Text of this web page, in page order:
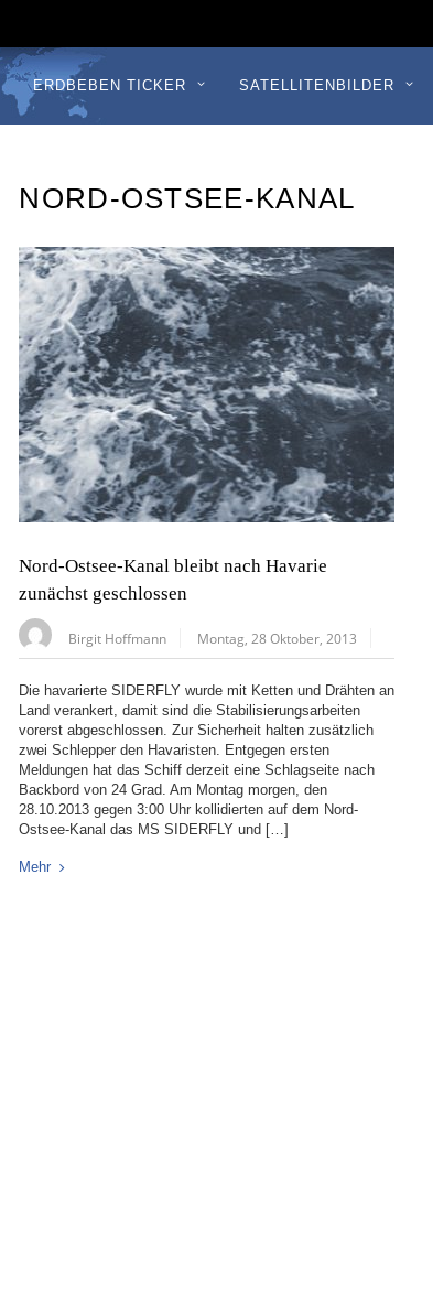
ERDBEBEN TICKER SATELLITENBILDER
NORD-OSTSEE-KANAL
Nord-Ostsee-Kanal bleibt nach Havarie
zunächst geschlossen
Birgit Hoffmann Montag, 28 Oktober, 2013
Die havarierte SIDERFLY wurde mit Ketten und Drähten an
Land verankert, damit sind die Stabilisierungsarbeiten
vorerst abgeschlossen. Zur Sicherheit halten zusätzlich
zwei Schlepper den Havaristen. Entgegen ersten
Meldungen hat das Schiff derzeit eine Schlagseite nach
Backbord von 24 Grad. Am Montag morgen, den
28.10.2013 gegen 3:00 Uhr kollidierten auf dem Nord-
Ostsee-Kanal das MS SIDERFLY und […]
Mehr